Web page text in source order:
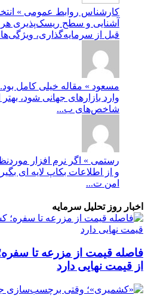
کارشناس روابط عمومی »
آشنایی و سطح ریسک‌پذیری
قبل از سرمایه‌گذاری،
مسعود » مقاله خیلی کامل
وارد بازارهای جهانی شود،
شاخص‌های ب...
رستمی » اگر نرم افزار
و از اطلاعات بکاپ لایه ای
امن ت...
اخبار روز تحلیل سرمایه
فاصله قیمت از مزرعه تا
از قیمت نهایی دارد